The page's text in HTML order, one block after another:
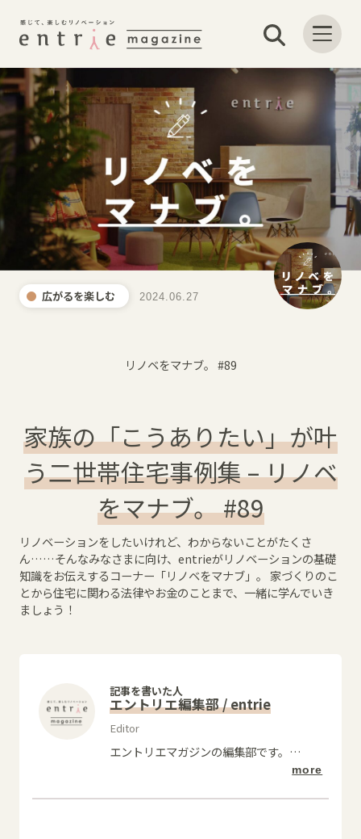
広がるを楽しむ 2024.06.27
リノベをマナブ。 #89
家族の「こうありたい」が叶
う二世帯住宅事例集 – リノベ
をマナブ。 #89
リノベーションをしたいけれど、わからないことがたくさ
ん……そんなみなさまに向け、entrieがリノベーションの基礎
知識をお伝えするコーナー「リノベをマナブ」。 家づくりのこ
とから住宅に関わる法律やお金のことまで、一緒に学んでいき
ましょう！
記事を書いた人
エントリエ編集部 / entrie
Editor
エントリエマガジンの編集部です。 …
more